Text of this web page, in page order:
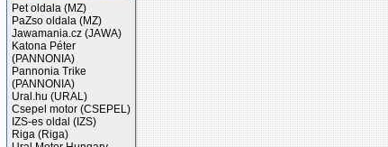
Pet oldala (MZ)
PaZso oldala (MZ)
Jawamania.cz (JAWA)
Katona Péter
(PANNONIA)
Pannonia Trike
(PANNONIA)
Ural.hu (URAL)
Csepel motor (CSEPEL)
IZS-es oldal (IZS)
Riga (Riga)